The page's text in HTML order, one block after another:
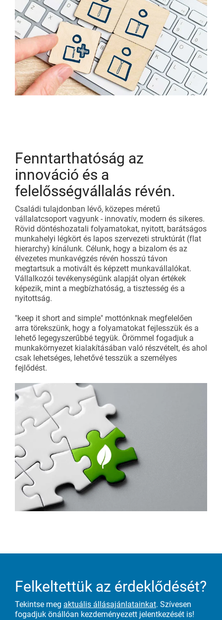
Fenntarthatóság az
innováció és a
felelősségvállalás révén.
Családi tulajdonban lévő, közepes méretű
vállalatcsoport vagyunk - innovatív, modern és sikeres.
Rövid döntéshozatali folyamatokat, nyitott, barátságos
munkahelyi légkört és lapos szervezeti struktúrát (flat
hierarchy) kínálunk. Célunk, hogy a bizalom és az
élvezetes munkavégzés révén hosszú távon
megtartsuk a motivált és képzett munkavállalókat.
Vállalkozói tevékenységünk alapját olyan értékek
képezik, mint a megbízhatóság, a tisztesség és a
nyitottság.
"keep it short and simple" mottónknak megfelelően
arra törekszünk, hogy a folyamatokat fejlesszük és a
lehető legegyszerűbbé tegyük. Örömmel fogadjuk a
munkakörnyezet kialakításában való részvételt, és ahol
csak lehetséges, lehetővé tesszük a személyes
fejlődést.
Felkeltettük az érdeklődését?
Tekintse meg aktuális állásajánlatainkat. Szívesen
fogadjuk önállóan kezdeményezett jelentkezését is!